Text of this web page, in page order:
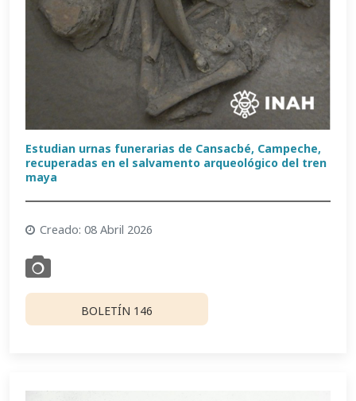
Estudian urnas funerarias de Cansacbé, Campeche,
recuperadas en el salvamento arqueológico del tren
maya
Creado: 08 Abril 2026
BOLETÍN 146